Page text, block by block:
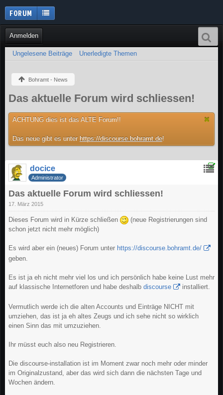
Anmelden
Ungelesene Beiträge Unerledigte Themen
FORUM
Bohramt - News
Das aktuelle Forum wird schliessen!
ACHTUNG dies ist das ALTE Forum!!
Das neue gibt es unter https://discourse.bohramt.de!
docice
Administrator
Das aktuelle Forum wird schliessen!
17. März 2015
Dieses Forum wird in Kürze schließen
(neue Registrierungen sind
schon jetzt nicht mehr möglich)
Es wird aber ein (neues) Forum unter https://discourse.bohramt.de/
geben.
Es ist ja eh nicht mehr viel los und ich persönlich habe keine Lust mehr
auf klassische Internetforen und habe deshalb discourse installiert.
Vermutlich werde ich die alten Accounts und Einträge NICHT mit
umziehen, das ist ja eh altes Zeugs und ich sehe nicht so wirklich
einen Sinn das mit umzuziehen.
Ihr müsst euch also neu Registrieren.
Die discourse-installation ist im Moment zwar noch mehr oder minder
im Originalzustand, aber das wird sich dann die nächsten Tage und
Wochen ändern.